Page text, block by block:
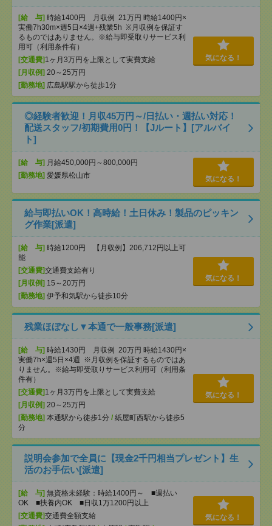
[給 与] 時給1400円 月収例 21万円 時給1400円×
実働7h30m×週5日×4週+残業5h ※月収例を保証す
るものではありません。※給与即受取りサービス利
用可（利用条件有）
[交通費] 1ヶ月3万円を上限として実費支給
[月収例] 20～25万円
[勤務地] 広島駅駅から徒歩1分
気になる！
◎経験者歓迎！月収45万円～/日払い・週払い対応！
配送スタッフ/初期費用0円！【Jルート】[アルバイ
ト]
[給 与] 月給450,000円～800,000円
[勤務地] 愛媛県松山市 気になる！
給与即払いOK！高時給！土日休み！製品のピッキン
グ作業[派遣]
[給 与] 時給1200円 【月収例】206,712円以上可
能
[交通費]交通費支給有り
[月収例] 15～20万円
[勤務地] 伊予和気駅から徒歩10分
気になる！
残業ほぼなし▼本通で一般事務[派遣]
[給 与] 時給1430円 月収例 20万円 時給1430円×
実働7h×週5日×4週 ※月収例を保証するものではあ
りません。※給与即受取りサービス利用可（利用条
件有）
[交通費] 1ヶ月3万円を上限として実費支給
[月収例] 20～25万円
[勤務地] 本通駅から徒歩1分 / 紙屋町西駅から徒歩5
分
気になる！
説明会参加で全員に【現金2千円相当プレゼント】生
活のお手伝い[派遣]
[給 与] 無資格未経験：時給1400円～ ■週払い
OK ■扶養内OK ■日収1万1200円以上
[交通費]交通費全額支給
気になる！